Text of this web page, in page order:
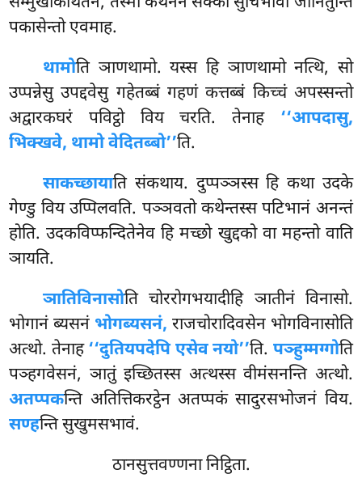
पकासेन्तो एवमाह.
थामोति ञाणथामो. यस्स हि ञाणथामो नत्थि, सो
उप्पन्नेसु उपद्दवेसु गहेतब्बं गहणं कत्तब्बं किच्चं अपस्सन्तो
अद्वारकघरं पविट्ठो विय चरति. तेनाह ‘‘आपदासु,
भिक्खवे, थामो वेदितब्बो’’ति.
साकच्छायाति संकथाय. दुप्पञ्ञस्स हि कथा उदके
गेण्डु विय उप्पिलवति. पञ्ञवतोकथेन्तस्स पटिभानं अनन्तं
होति. उदकविप्फन्दितेनेव हि मच्छो खुद्दको वा महन्तो वाति
ञायति.
ञातिविनासोति चोररोगभयादीहि ञातीनं विनासो.
भोगानं ब्यसनं भोगब्यसनं, राजचोरादिवसेन भोगविनासोति
अत्थो. तेनाह‘‘दुतियपदेपि एसेव नयो’’ति. पञ्हुम्मग्गोति
पञ्हगवेसनं, ञातुं इच्छितस्स अत्थस्स वीमंसनन्ति अत्थो.
अतप्पकन्ति अतित्तिकरट्ठेन अतप्पकं सादुरसभोजनं विय.
सण्हन्ति सुखुमसभावं.
ठानसुत्तवण्णना निट्ठिता.